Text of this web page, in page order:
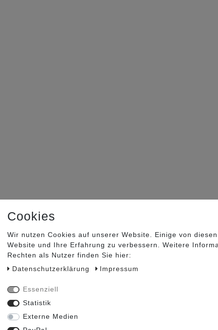
Cookies
Wir nutzen Cookies auf unserer Website. Einige von
Website und Ihre Erfahrung zu verbessern. Weitere
Rechten als Nutzer finden Sie hier:
Daten­schutz­erklärung
Impressum
Essenziell
Statistik
Externe Medien